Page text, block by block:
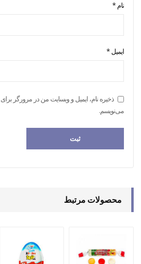
نام *
ایمیل *
ذخیره نام، ایمیل و وبسایت من در مرورگر برای
می‌نویسم.
محصولات مرتبط